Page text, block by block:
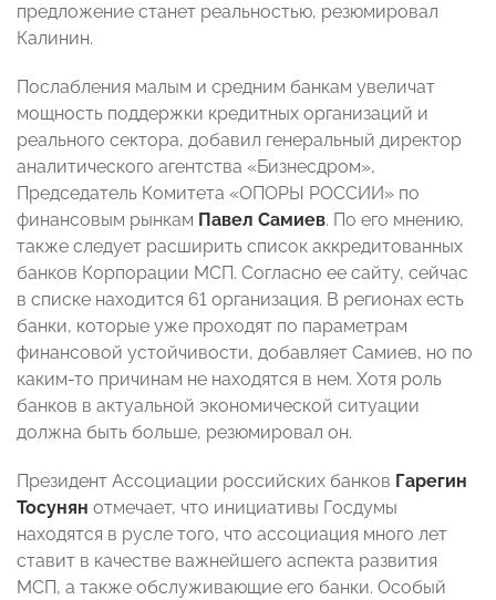
предложение станет реальностью, резюмировал
Калинин.
Послабления малым и средним банкам увеличат
мощность поддержки кредитных организаций и
реального сектора, добавил генеральный директор
аналитического агентства «Бизнесдром»,
Председатель Комитета «ОПОРЫ РОССИИ» по
финансовым рынкам Павел Самиев. По его мнению,
также следует расширить список аккредитованных
банков Корпорации МСП. Согласно ее сайту, сейчас
в списке находится 61 организация. В регионах есть
банки, которые уже проходят по параметрам
финансовой устойчивости, добавляет Самиев, но по
каким-то причинам не находятся в нем. Хотя роль
банков в актуальной экономической ситуации
должна быть больше, резюмировал он.
Президент Ассоциации российских банков Гарегин
Тосунян отмечает, что инициативы Госдумы
находятся в русле того, что ассоциация много лет
ставит в качестве важнейшего аспекта развития
МСП, а также обслуживающие его банки. Особый